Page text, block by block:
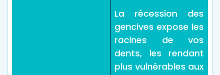
La récession des
gencives expose les
racines de vos
dents, les rendant
plus vulnérables aux